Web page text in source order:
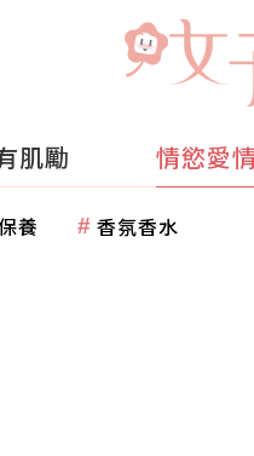
肌勵 情慾愛
養 香氛香水